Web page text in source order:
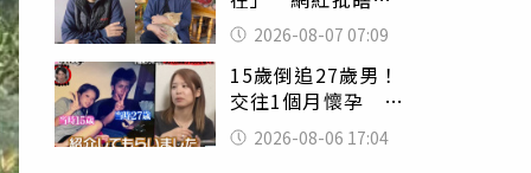
歷史：李白、杜甫
用鮮卑文寫詩？
2026-08-07 07:09
15歲倒追27歲男！
交往1個月懷孕 36
歲當阿嬤故事曝光
2026-08-06 17:04